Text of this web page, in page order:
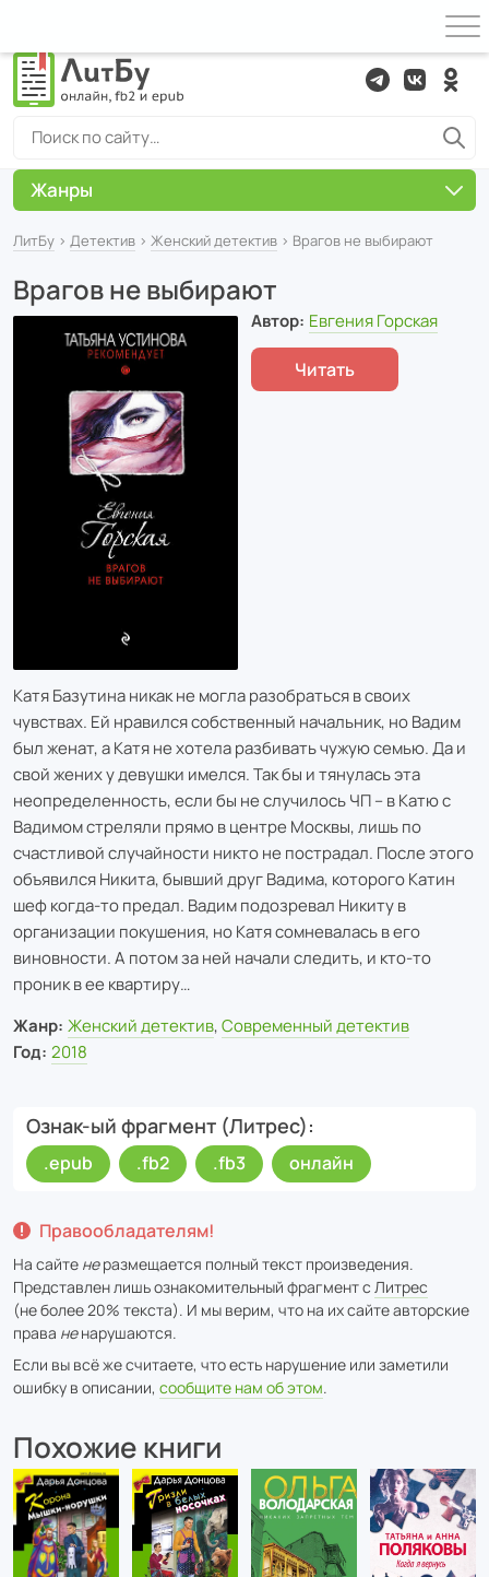
ЛитБу › Детектив › Женский детектив › Врагов не выбирают
Врагов не выбирают
Автор: Евгения Горская
Читать
Катя Базутина никак не могла разобраться в своих
чувствах. Ей нравился собственный начальник, но Вадим
был женат, а Катя не хотела разбивать чужую семью. Да и
свой жених у девушки имелся. Так бы и тянулась эта
неопределенность, если бы не случилось ЧП – в Катю с
Вадимом стреляли прямо в центре Москвы, лишь по
счастливой случайности никто не пострадал. После этого
объявился Никита, бывший друг Вадима, которого Катин
шеф когда-то предал. Вадим подозревал Никиту в
организации покушения, но Катя сомневалась в его
виновности. А потом за ней начали следить, и кто-то
проник в ее квартиру…
Жанр: Женский детектив,Современный детектив
Год: 2018
Ознак-ый фрагмент (Литрес)
.epub .fb2 .fb3 онлайн
Правообладателям!
На сайте неразмещается полный текст произведения.
Представлен лишь ознакомительный фрагмент с Литрес
(не более 20% текста). И мы верим, что на их сайте авторские
права ненарушаются.
Если вы всё же считаете, что есть нарушение или заметили
ошибку в описании, сообщите нам об этом.
Похожие книги
Жанры